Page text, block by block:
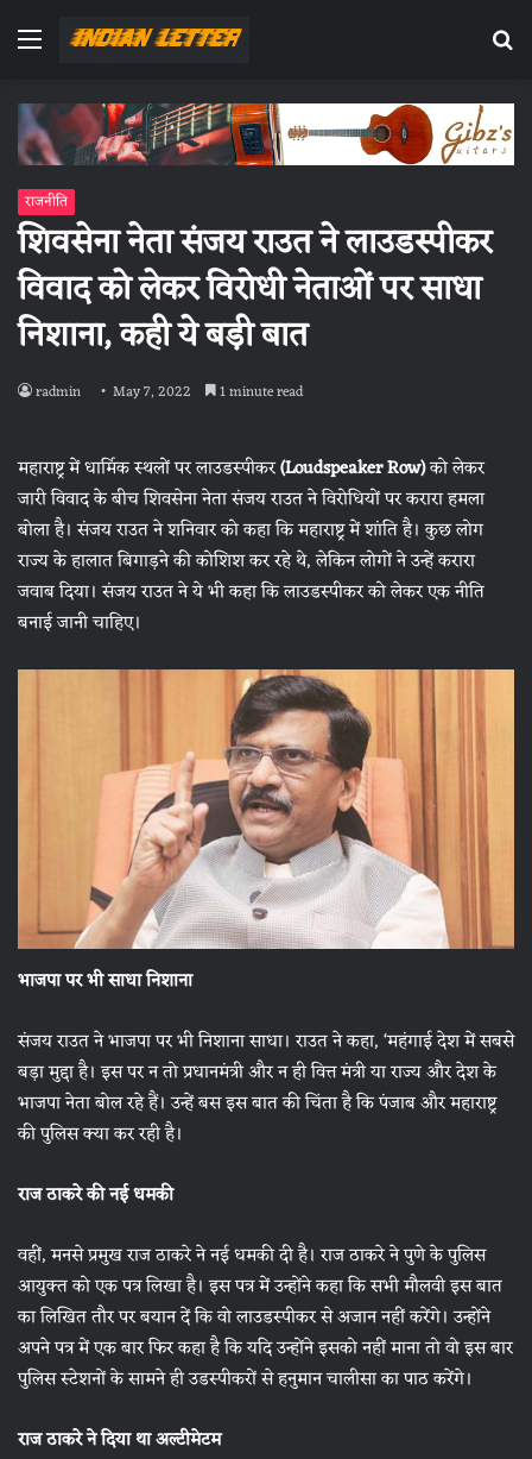
Menu
राजनीति
शिवसेना नेता संजय राउत ने लाउडस्पीकर
विवाद को लेकर विरोधी नेताओं पर साधा
निशाना, कही ये बड़ी बात
radmin May 7, 2022 1 minute read
महाराष्ट्र में धार्मिक स्थलों पर लाउडस्पीकर(Loudspeaker Row)को लेकर
जारी विवाद के बीच शिवसेना नेता संजय राउत ने विरोधियों पर करारा हमला
बोला है। संजय राउत ने शनिवार को कहा कि महाराष्ट्र में शांति है। कुछ लोग
राज्य के हालात बिगाड़ने की कोशिश कर रहे थे, लेकिन लोगों ने उन्हें करारा
जवाब दिया। संजय राउत ने ये भी कहा कि लाउडस्पीकर को लेकर एक नीति
बनाई जानी चाहिए।
भाजपा पर भी साधा निशाना
संजय राउत ने भाजपा पर भी निशाना साधा। राउत ने कहा, ‘महंगाई देश में सबसे
बड़ा मुद्दा है। इस पर न तो प्रधानमंत्री और न ही वित्त मंत्री या राज्य और देश के
भाजपा नेता बोल रहे हैं। उन्हें बस इस बात की चिंता है कि पंजाब और महाराष्ट्र
की पुलिस क्या कर रही है।
राज ठाकरे की नई धमकी
वहीं, मनसे प्रमुख राज ठाकरे ने नई धमकी दी है। राज ठाकरे ने पुणे के पुलिस
आयुक्‍त को एक पत्र लिखा है। इस पत्र में उन्होंने कहा कि सभी मौलवी इस बात
का लिखित तौर पर बयान दें कि वो लाउडस्‍पीकर से अजान नहीं करेंगे। उन्‍होंने
अपने पत्र में एक बार फिर कहा है कि यदि उन्‍होंने इसको नहीं माना तो वो इस बार
पुलिस स्‍टेशनों के सामने ही उडस्‍पीकरों से हनुमान चालीसा का पाठ करेंगे।
राज ठाकरे ने दिया था अल्टीमेटम